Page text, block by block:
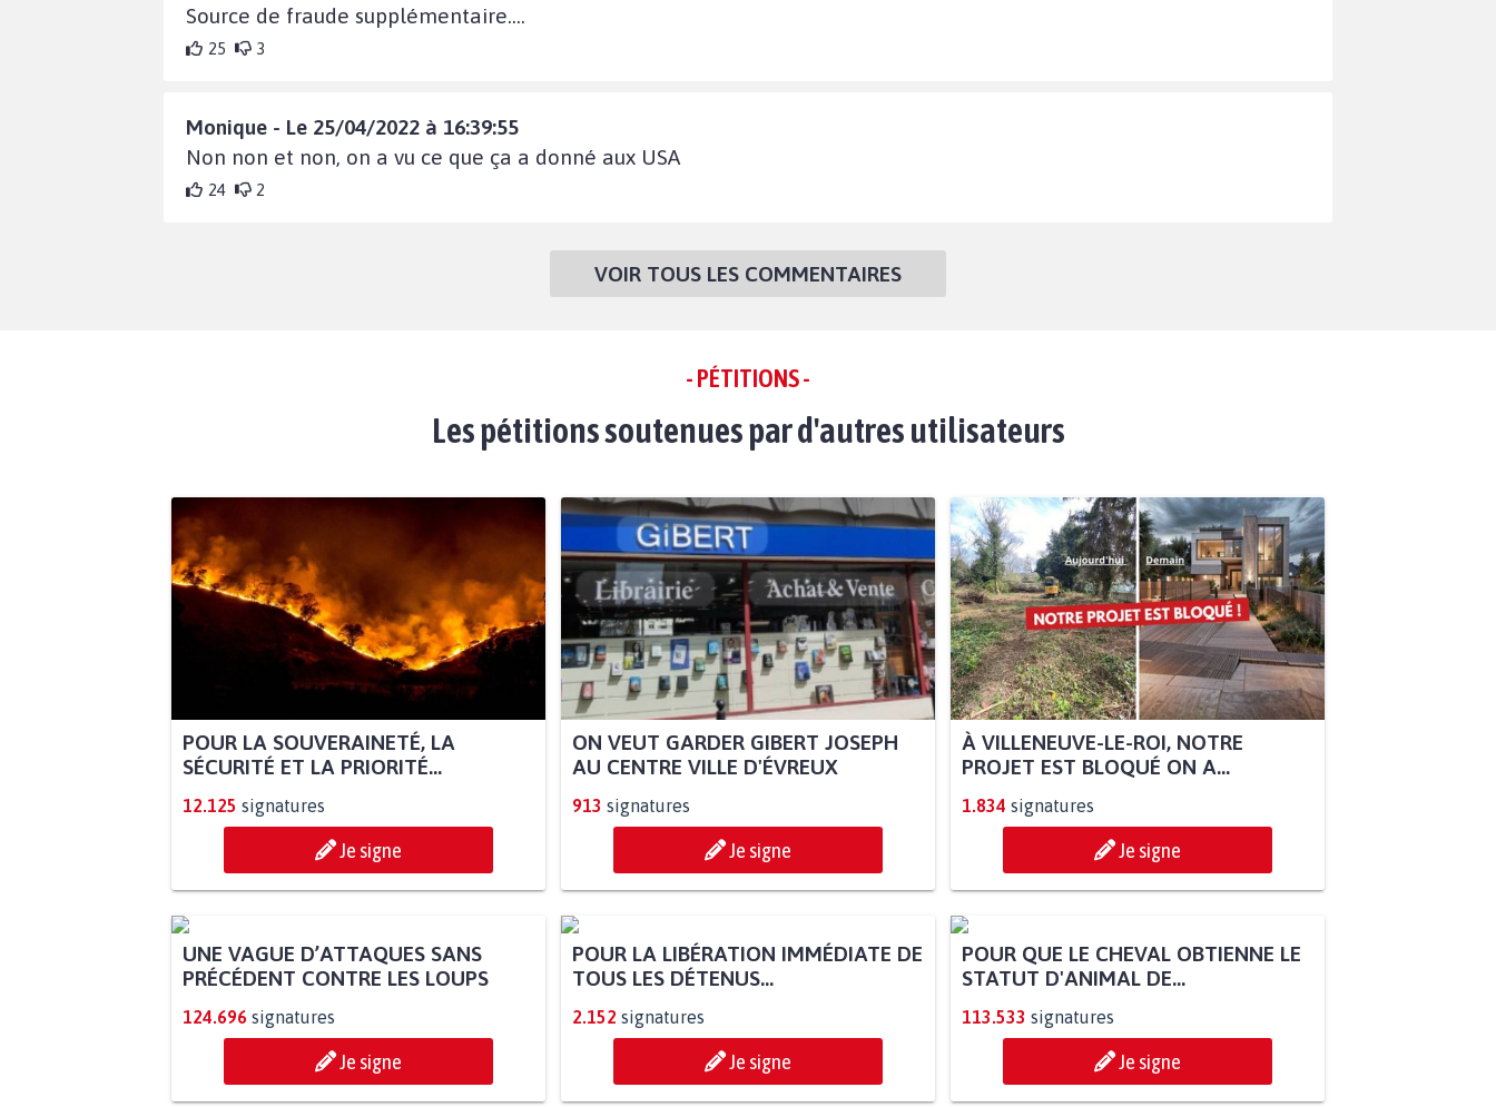
Source de fraude supplémentaire....
25 3
Monique - Le 25/04/2022 à 16:39:55
Non non et non, on a vu ce que ça a donné aux USA
24 2
VOIR TOUS LES COMMENTAIRES
- PÉTITIONS -
Les pétitions soutenues par d'autres utilisateurs
POUR LA SOUVERAINETÉ, LA
SÉCURITÉ ET LA PRIORITÉ...
12.125 signatures
Je signe
ON VEUT GARDER GIBERT JOSEPH
AU CENTRE VILLE D'ÉVREUX
913 signatures
Je signe
À VILLENEUVE-LE-ROI, NOTRE
PROJET EST BLOQUÉ ON A...
1.834 signatures
Je signe
UNE VAGUE D’ATTAQUES SANS
PRÉCÉDENT CONTRE LES LOUPS
124.696 signatures
Je signe
POUR LA LIBÉRATION IMMÉDIATE DE
TOUS LES DÉTENUS...
2.152 signatures
Je signe
POUR QUE LE CHEVAL OBTIENNE LE
STATUT D'ANIMAL DE...
113.533 signatures
Je signe